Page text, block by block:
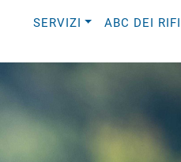
SERVIZI ABC DEI